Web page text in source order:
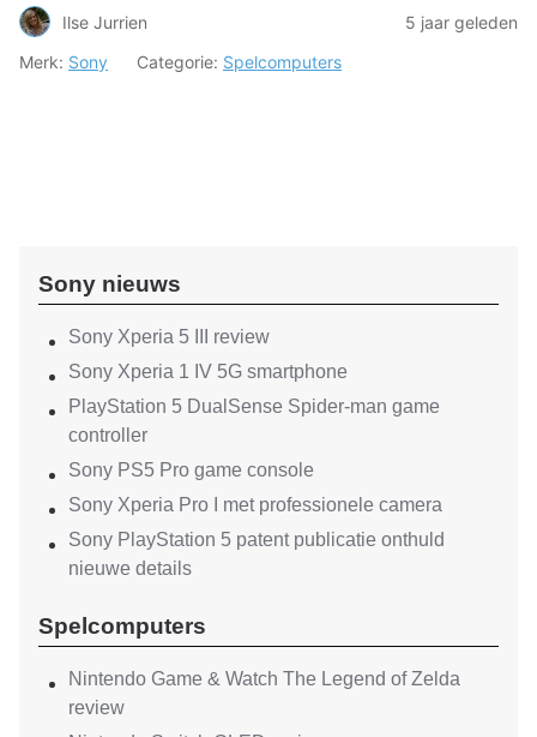
Ilse Jurrien
5 jaar geleden
Merk: Sony Categorie: Spelcomputers
Sony nieuws
Sony Xperia 5 III review
Sony Xperia 1 IV 5G smartphone
PlayStation 5 DualSense Spider-man game
controller
Sony PS5 Pro game console
Sony Xperia Pro I met professionele camera
Sony PlayStation 5 patent publicatie onthuld
nieuwe details
Spelcomputers
Nintendo Game & Watch The Legend of Zelda
review